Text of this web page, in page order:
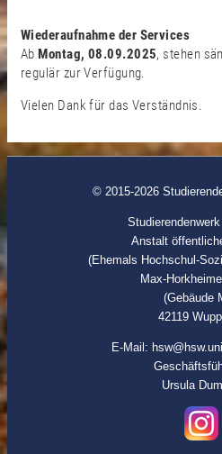
Wiederaufnahme der Services
Ab Montag, 08.09.2025, stehen
regulär zur Verfügung.
Vielen Dank für das Verständnis.
© 2015-2026
Anstalt
(Ehemals Hochschul-
Max-
(Gebäude
42119
E-Mail:
Ursula